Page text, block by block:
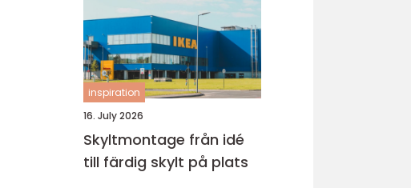
inspiration
16. July 2026
Skyltmontage från idé
till färdig skylt på plats